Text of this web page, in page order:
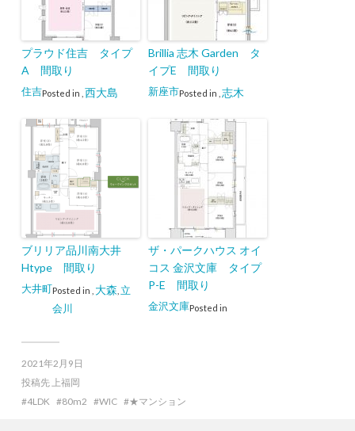
プラウド住吉 タイプ
A 間取り
Posted in
住吉 西大島
Brillia 志木 Garden タ
イプE 間取り
Posted in
新座市 志木
ブリリア品川南大井
Htype 間取り
Posted in
大井町 大森 立
会川
ザ・パークハウス オイ
コス 金沢文庫 タイプ
P-E 間取り
Posted in
金沢文庫
2021年2月9日
投稿先 上福岡
4LDK
80m2 WIC ★マンション